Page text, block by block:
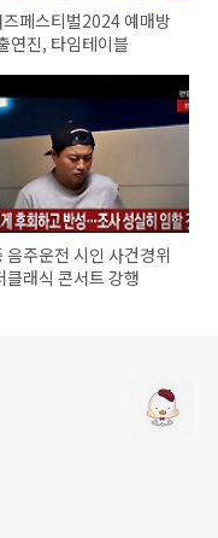
즈페스티벌2024 예매방
연진, 타임테이블
음주운전 시인 사건경위
클래식 콘서트 강행